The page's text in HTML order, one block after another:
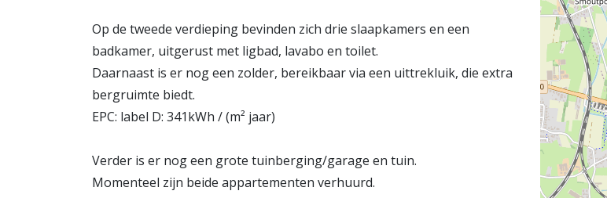
Op de tweede verdieping bevinden zich drie slaapkamers en een
badkamer, uitgerust met ligbad, lavabo en toilet.
Daarnaast is er nog een zolder, bereikbaar via een uittrekluik, die extra
bergruimte biedt.
EPC: label D: 341kWh / (m² jaar)
Verder is er nog een grote tuinberging/garage en tuin.
Momenteel zijn beide appartementen verhuurd.